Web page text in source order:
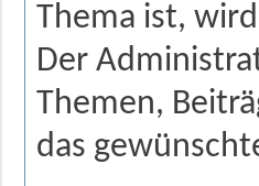
Thema ist,
Der
Themen,
das